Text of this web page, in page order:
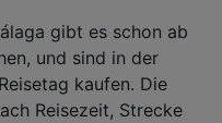
gibt es schon ab
und sind in der
kaufen. Die
Reisezeit, Strecke